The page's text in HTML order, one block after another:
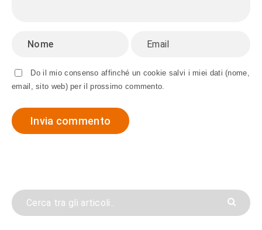
Do il mio consenso affinché un cookie salvi i miei dati (nome,
email, sito web) per il prossimo commento.